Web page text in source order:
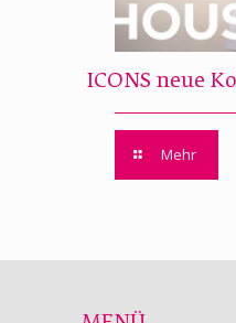
ICONS neue
Mehr